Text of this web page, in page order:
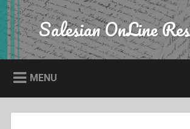
Skip
to
content
Search Salesian OnLine
MENU